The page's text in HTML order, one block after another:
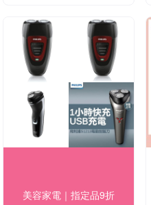
美容家電｜指定品9折